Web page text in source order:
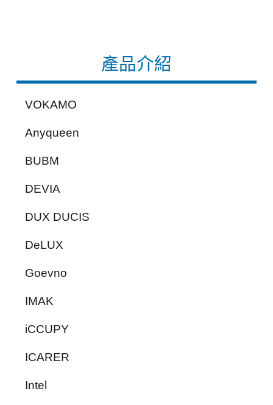
產品介紹
VOKAMO
Anyqueen
BUBM
DEVIA
DUX DUCIS
DeLUX
Goevno
IMAK
iCCUPY
ICARER
Intel